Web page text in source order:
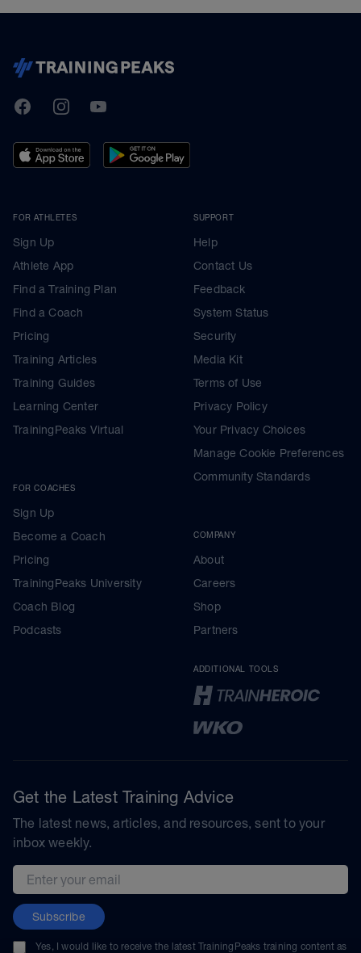
TrainingPeaks
FacebookInstagramYoutube
FOR ATHLETES
Sign Up
Athlete App
Find a Training Plan
Find a Coach
Pricing
Training Articles
Training Guides
Learning Center
TrainingPeaks Virtual
FOR COACHES
Sign Up
Become a Coach
Pricing
TrainingPeaks University
Coach Blog
Podcasts
SUPPORT
Help
Contact Us
Feedback
System Status
Security
Media Kit
Terms of Use
Privacy Policy
Your Privacy Choices
Manage Cookie Preferences
Community Standards
COMPANY
About
Careers
Shop
Partners
ADDITIONAL TOOLS
Get the Latest Training Advice
The latest news, articles, and resources, sent to your
inbox weekly.
Email address
Subscribe
Yes, I would like to receive the latest TrainingPeaks training content as